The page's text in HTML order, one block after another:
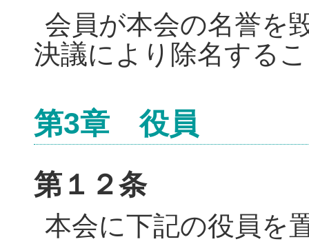
会員が本会の名誉を
決議により除名する
第3章 役員
第１２条
本会に下記の役員を